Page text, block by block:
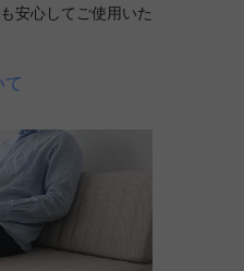
安心してご使用いた
て